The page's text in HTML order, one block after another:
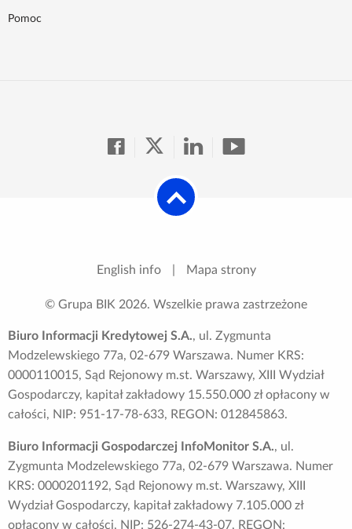
Pomoc
English info Mapa strony
© Grupa BIK 2026. Wszelkie prawa zastrzeżone
Biuro Informacji Kredytowej S.A., ul. Zygmunta
Modzelewskiego 77a, 02-679 Warszawa. Numer KRS:
0000110015, Sąd Rejonowy m.st. Warszawy, XIII Wydział
Gospodarczy, kapitał zakładowy 15.550.000 zł opłacony w
całości, NIP: 951-17-78-633, REGON: 012845863.
Biuro Informacji Gospodarczej InfoMonitor S.A., ul.
Zygmunta Modzelewskiego 77a, 02-679 Warszawa. Numer
KRS: 0000201192, Sąd Rejonowy m.st. Warszawy, XIII
Wydział Gospodarczy, kapitał zakładowy 7.105.000 zł
opłacony w całości, NIP: 526-274-43-07, REGON: